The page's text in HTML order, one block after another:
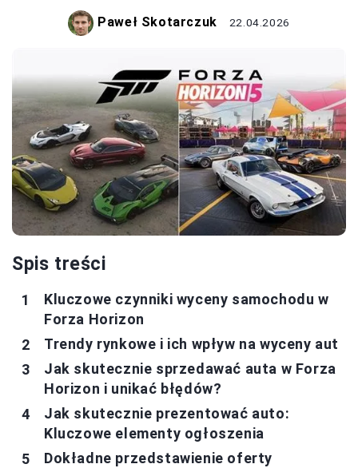
Paweł Skotarczuk 22.04.2026
Spis treści
Kluczowe czynniki wyceny samochodu w
Forza Horizon
Trendy rynkowe i ich wpływ na wyceny aut
Jak skutecznie sprzedawać auta w Forza
Horizon i unikać błędów?
Jak skutecznie prezentować auto:
Kluczowe elementy ogłoszenia
Dokładne przedstawienie oferty